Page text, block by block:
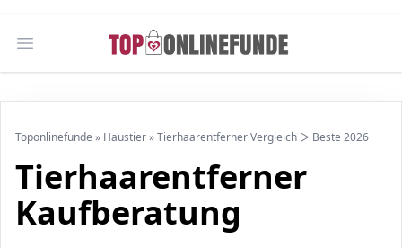
Open main menu
Toponlinefunde » Haustier»Tierhaarentferner Vergleich ▷ Beste 2026
Tierhaarentferner
Kaufberatung